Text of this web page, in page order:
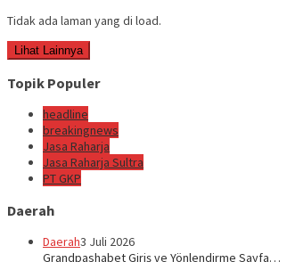
Tidak ada laman yang di load.
Lihat Lainnya
Topik Populer
headline
breakingnews
Jasa Raharja
Jasa Raharja Sultra
PT GKP
Daerah
Daerah3 Juli 2026
Grandpashabet Giriş ve Yönlendirme Sayfa…